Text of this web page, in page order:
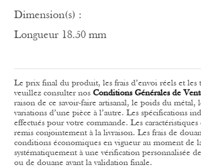
Dimension(s) :
Longueur 18.50 mm
Le prix final du produit, les frais d’envoi réels et les
veuillez consulter nos Conditions Générales de
raison de ce savoir-faire artisanal, le poids du
variations d’une pièce à l’autre. Les spécifications
effectués pour votre commande. Les
remis conjointement à la livraison. Les frais de
conditions économiques en vigueur au moment de
systématiquement à une vérification personnalisée
ou de douane avant la validation finale.